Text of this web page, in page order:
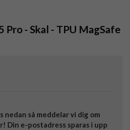
Pro - Skal - TPU MagSafe
så meddelar vi dig om
Din e-postadress sparas i upp